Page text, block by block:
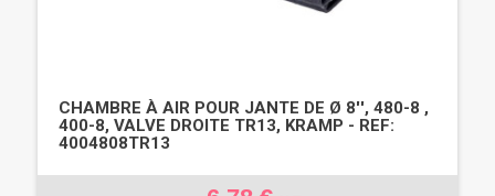
CHAMBRE À AIR POUR JANTE DE Ø 8'', 480-8 ,
400-8, VALVE DROITE TR13, KRAMP - REF:
4004808TR13